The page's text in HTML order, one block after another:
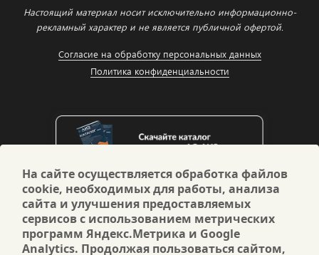
Настоящий материал носит исключительно информационно-
рекламный характер и не является публичной офертой.
Согласие на обработку персональных данных
Политика конфиденциальности
На сайте осуществляется обработка файлов
cookie, необходимых для работы, анализа
сайта и улучшения предоставляемых
сервисов с использованием метрических
программ Яндекс.Метрика и Google
Analytics. Продолжая пользоваться сайтом,